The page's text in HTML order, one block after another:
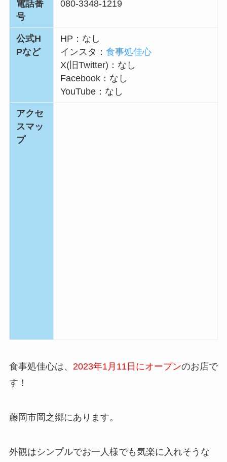
電話番
号
080-3348-1219
公式H
Pなど
HP：なし
インスタ：食事処佳心
X(旧Twitter)：なし
Facebook：なし
YouTube：なし
アクセ
スマッ
プ
食事処佳心は、 2023年1月11日 にオープンのお店で
す！
藤岡市岡之郷にあります。
外観はシンプルでお一人様でも気楽に入れそうな